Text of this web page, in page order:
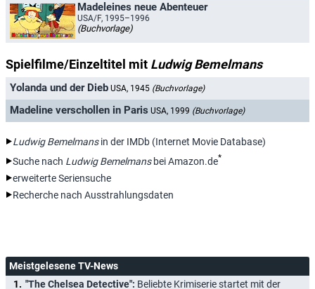
Madeleines neue Abenteuer
USA/F, 1995–1996
(Buchvorlage)
Spielfilme/Einzeltitel mit Ludwig Bemelmans
Yolanda und der Dieb USA, 1945 (Buchvorlage)
Madeline verschollen in Paris USA, 1999 (Buchvorlage)
Ludwig Bemelmansin der IMDb (Internet Movie Database)
Suche nach Ludwig Bemelmansbei Amazon.de*
erweiterte Seriensuche
Recherche nach Ausstrahlungsdaten
Meistgelesene TV-News
"The Chelsea Detective": Beliebte Krimiserie startet mit der